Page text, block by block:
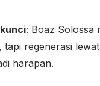
: Boaz Solossa
tapi regenerasi
harapan.